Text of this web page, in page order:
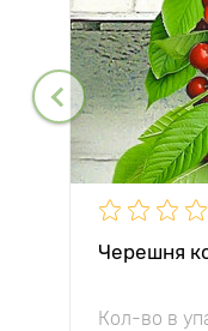
Черешня
Кол-во в